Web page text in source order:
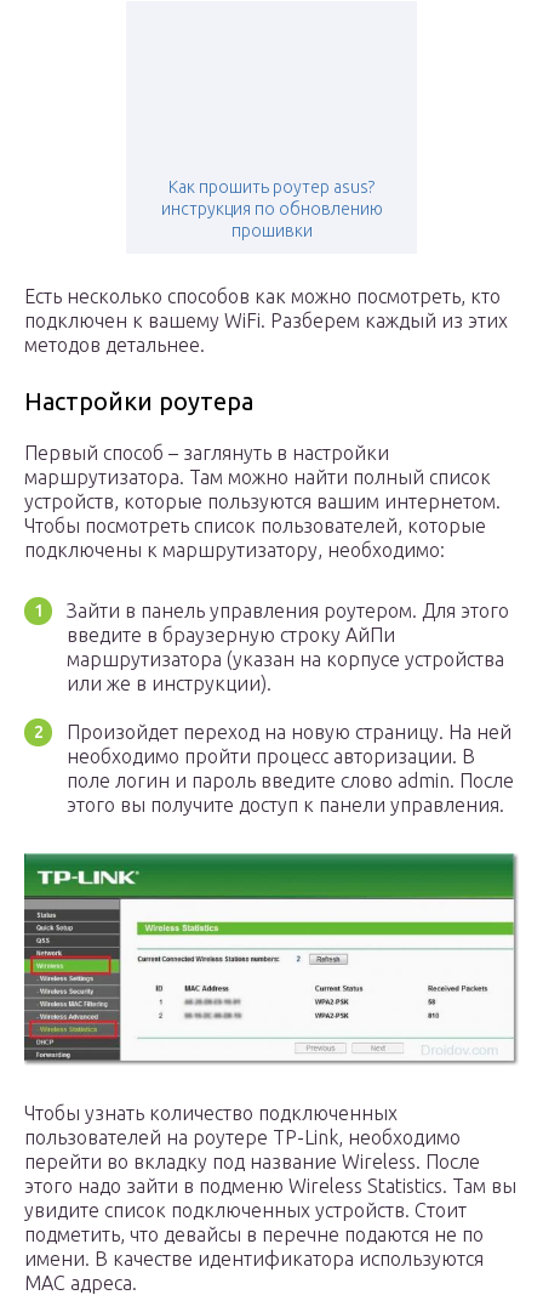
Как прошить роутер asus?
инструкция по обновлению
прошивки
Есть несколько способов как можно посмотреть, кто
подключен к вашему WiFi. Разберем каждый из этих
методов детальнее.
Настройки роутера
Первый способ – заглянуть в настройки
маршрутизатора. Там можно найти полный список
устройств, которые пользуются вашим интернетом.
Чтобы посмотреть список пользователей, которые
подключены к маршрутизатору, необходимо:
Зайти в панель управления роутером. Для этого
введите в браузерную строку АйПи
маршрутизатора (указан на корпусе устройства
или же в инструкции).
Произойдет переход на новую страницу. На ней
необходимо пройти процесс авторизации. В
поле логин и пароль введите слово admin. После
этого вы получите доступ к панели управления.
Чтобы узнать количество подключенных
пользователей на роутере TP-Link, необходимо
перейти во вкладку под название Wireless. После
этого надо зайти в подменю Wireless Statistics. Там вы
увидите список подключенных устройств. Стоит
подметить, что девайсы в перечне подаются не по
имени. В качестве идентификатора используются
MAC адреса.